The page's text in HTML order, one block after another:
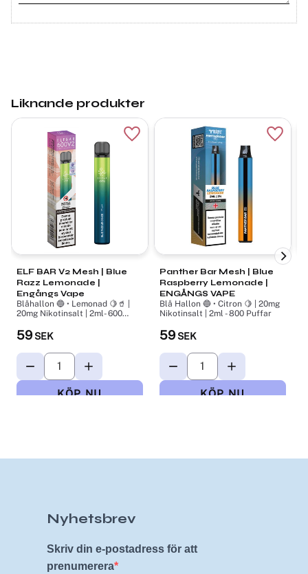
Liknande produkter
ELF BAR V2 Mesh | Blue
Razz Lemonade |
Engångs Vape
Blåhallon 🔵 • Lemonad 🍋🥤 |
20mg Nikotinsalt | 2ml- 600
59 SEK
Lägg till i favoriter
Panther Bar Mesh ​| Blue
Raspberry Lemonade |
ENGÅNGS VAPE
Blå Hallon 🔵 • Citron 🍋 | 20mg
Nikotinsalt | 2ml - 800 Puffar
59 SEK
Lägg
Nyhetsbrev
Skriv din e-postadress för att
prenumerera